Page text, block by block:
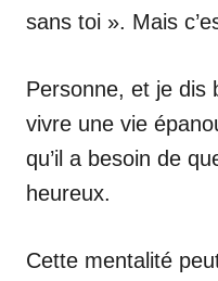
sans toi ». Mais
Personne, et je dis
vivre une vie
qu’il a besoin de
heureux.
Cette mentalité